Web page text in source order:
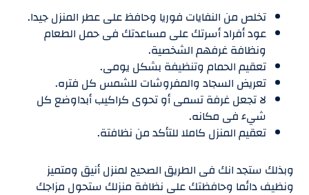
تخلص من النفايات فوريا وحافظ على عطر المنزل جيدا.
عود أفراد أسرتك على مساعدتك فى حمل الطعام
ونظافة غرفهم الشخصية.
تعقيم الحمام وتنظيفة بشكل يومى.
تعريض السجاد والمفروشات للشمس كل فتره.
لا تجعل غرفة تسمى أو تحوى كراكيب أبداوضع كل
شيء فى مكانه.
تعقيم المنزل كاملا للتأكد من نظافتة.
وبذلك ستجد انك فى الطريق الصحيح لمنزل أنيق ومتميز
ونظيف دائما وحافظتك على نظافة منزلك ستحول مزاجك